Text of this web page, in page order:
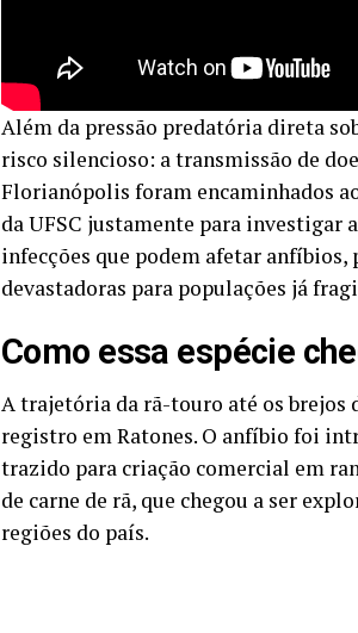
Além da pressão predatória direta
risco silencioso: a transmissão de
Florianópolis foram encaminhados
da UFSC justamente para investigar
infecções que podem afetar
devastadoras para populações já
Como essa espécie
A trajetória da rã-touro até os brejos
registro em Ratones. O anfíbio foi
trazido para criação comercial em
de carne de rã, que chegou a ser
regiões do país.